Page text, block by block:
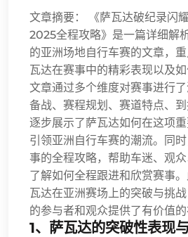
文章摘要： 《萨瓦达破纪录闪
2025全程攻略》是一篇详细解
的亚洲场地自行车赛的文章，
瓦达在赛事中的精彩表现以及如
文章通过多个维度对赛事进行
备战、赛程规划、赛道特点、到
逐步展示了萨瓦达如何在这项
引领亚洲自行车赛的潮流。同
事的全程攻略，帮助车迷、观
了解如何全程跟进和欣赏赛事
瓦达在亚洲赛场上的突破与挑
的参与者和观众提供了有价值的
1、萨瓦达的突破性表现